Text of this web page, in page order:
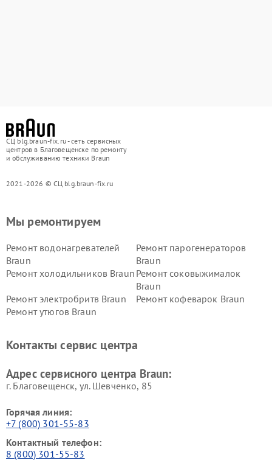
СЦ blg.braun-fix.ru - сеть сервисных
центров в Благовещенске по ремонту
и обслуживанию техники Braun
2021-2026 © СЦ blg.braun-fix.ru
Мы ремонтируем
Ремонт водонагревателей
Braun
Ремонт парогенераторов
Braun
Ремонт холодильников Braun Ремонт соковыжималок
Braun
Ремонт электробритв Braun
Ремонт кофеварок Braun
Ремонт утюгов Braun
Контакты сервис центра
Адрес сервисного центра Braun:
г. Благовещенск, ул. Шевченко, 85
Горячая линия:
+7 (800) 301-55-83
Контактный телефон:
8 (800) 301-55-83